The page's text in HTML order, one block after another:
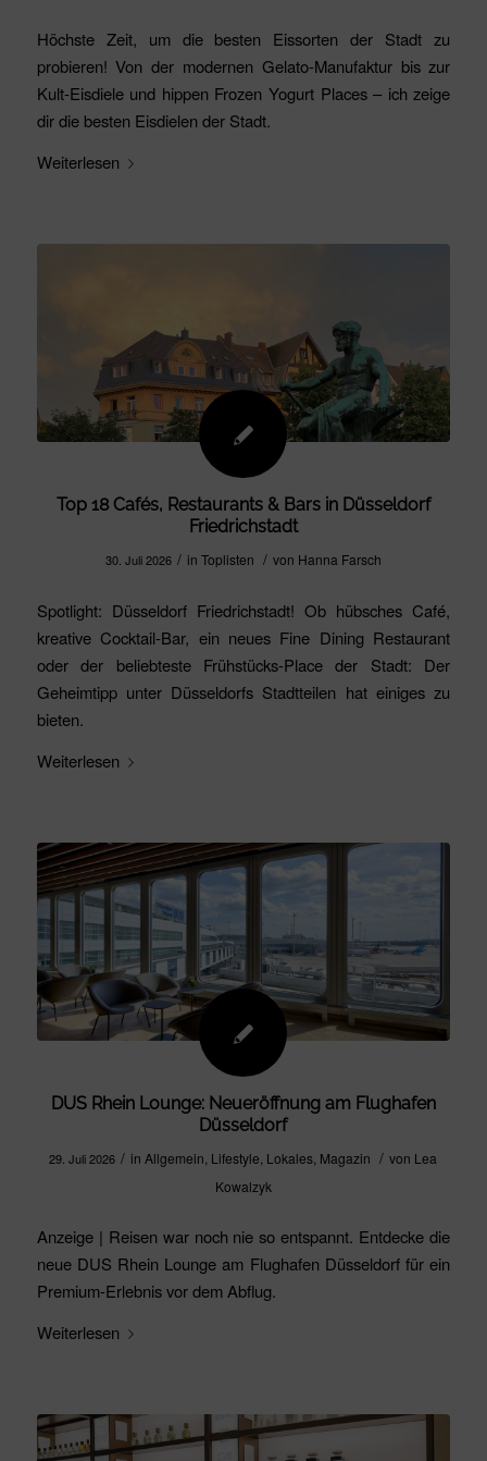
Höchste Zeit, um die besten Eissorten der Stadt zu
probieren! Von der modernen Gelato-Manufaktur bis zur
Kult-Eisdiele und hippen Frozen Yogurt Places – ich zeige
dir die besten Eisdielen der Stadt.
Weiterlesen
Top 18 Cafés, Restaurants & Bars in Düsseldorf
Friedrichstadt
30. Juli 2026 / in Toplisten / von Hanna Farsch
Spotlight: Düsseldorf Friedrichstadt! Ob hübsches Café,
kreative Cocktail-Bar, ein neues Fine Dining Restaurant
oder der beliebteste Frühstücks-Place der Stadt: Der
Geheimtipp unter Düsseldorfs Stadtteilen hat einiges zu
bieten.
Weiterlesen
DUS Rhein Lounge: Neueröffnung am Flughafen
Düsseldorf
29. Juli 2026 / in Allgemein Lifestyle Lokales Magazin / von Lea
Kowalzyk
Anzeige | Reisen war noch nie so entspannt. Entdecke die
neue DUS Rhein Lounge am Flughafen Düsseldorf für ein
Premium-Erlebnis vor dem Abflug.
Weiterlesen